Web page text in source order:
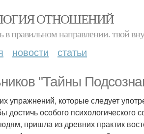
ОТНОШЕНИЙ
в правильном направлении. твой
новости статьи
"Тайны
упражнений, которые следует
достичь особого
пришла из древних практик